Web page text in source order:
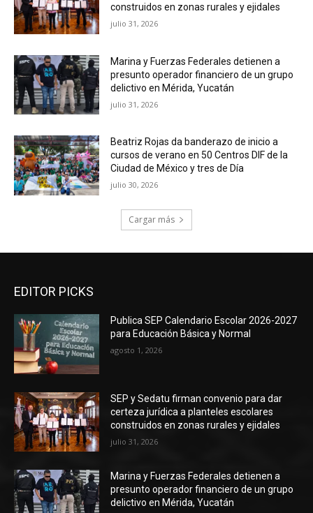
construidos en zonas rurales y ejidales
julio 31, 2026
Marina y Fuerzas Federales detienen a
presunto operador financiero de un grupo
delictivo en Mérida, Yucatán
julio 31, 2026
Beatriz Rojas da banderazo de inicio a
cursos de verano en 50 Centros DIF de la
Ciudad de México y tres de Día
julio 30, 2026
Cargar más
EDITOR PICKS
Publica SEP Calendario Escolar 2026-2027
para Educación Básica y Normal
agosto 1, 2026
SEP y Sedatu firman convenio para dar
certeza jurídica a planteles escolares
construidos en zonas rurales y ejidales
julio 31, 2026
Marina y Fuerzas Federales detienen a
presunto operador financiero de un grupo
delictivo en Mérida, Yucatán